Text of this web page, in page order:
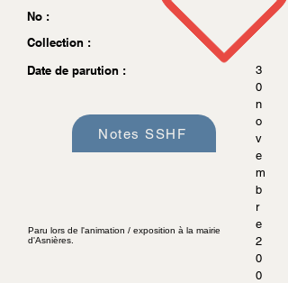
No :
Collection :
Date de parution :
3
0
n
o
v
e
m
b
r
e
2
0
0
Notes SSHF
Paru lors de l'animation / exposition à la mairie
d'Asnières.